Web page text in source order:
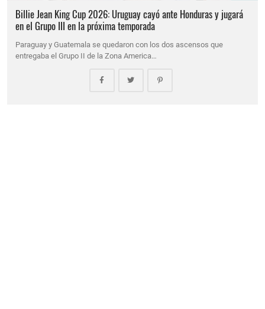
Billie Jean King Cup 2026: Uruguay cayó ante Honduras y jugará
en el Grupo III en la próxima temporada
Paraguay y Guatemala se quedaron con los dos ascensos que
entregaba el Grupo II de la Zona America…